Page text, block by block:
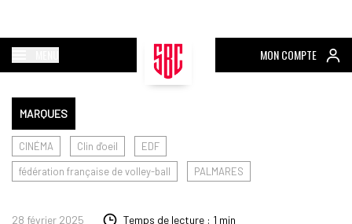
MON COMPTE
MARQUES
CINÉMA Clin d'oeil
EDF
fédération française de volley-ball
PALMARES
28 février 2025 Temps de lecture : 1 min